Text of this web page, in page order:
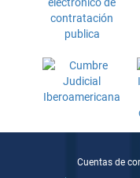
Cuentas de